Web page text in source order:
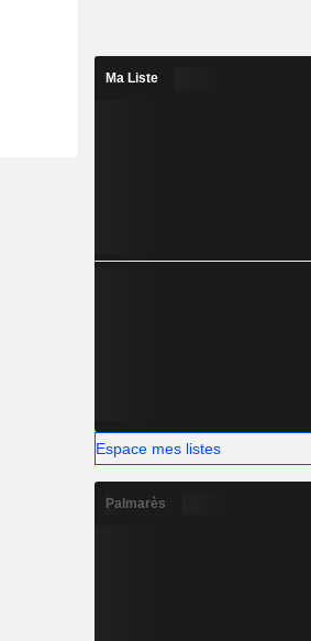
Ma Liste
Espace mes listes
Palmarès